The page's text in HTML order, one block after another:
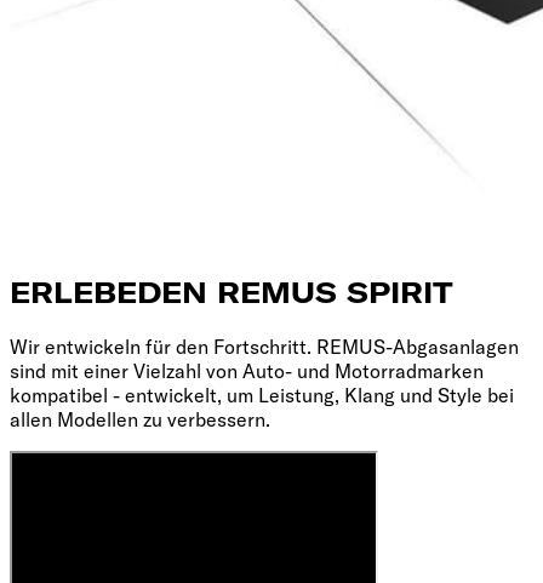
ERLEBEDEN REMUS SPIRIT
Wir entwickeln für den Fortschritt. REMUS-Abgasanlagen
sind mit einer Vielzahl von Auto- und Motorradmarken
kompatibel - entwickelt, um Leistung, Klang und Style bei
allen Modellen zu verbessern.